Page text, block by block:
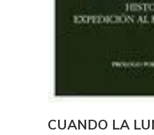
CUANDO LA